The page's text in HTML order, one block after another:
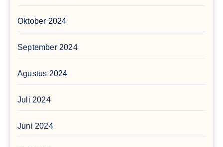
Oktober 2024
September 2024
Agustus 2024
Juli 2024
Juni 2024